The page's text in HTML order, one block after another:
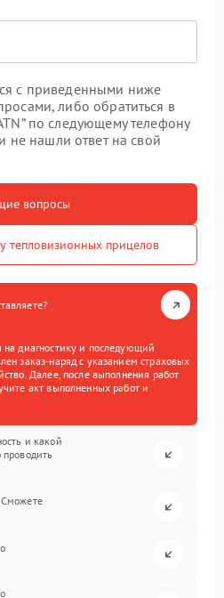
с приведенными ниже
либо обратиться в
по следующему телефону
не нашли ответ на свой
вопросы
тепловизионных прицелов
на диагностику и последующий
заказ-наряд с указанием страховых
Далее, после выполнения работ
акт выполненных работ и
и какой